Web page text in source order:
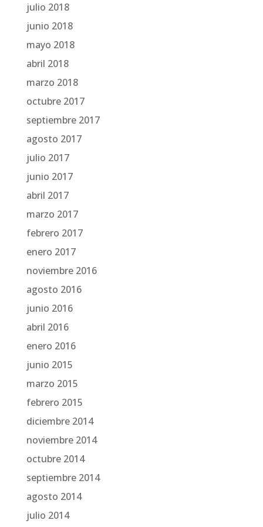
julio 2018
junio 2018
mayo 2018
abril 2018
marzo 2018
octubre 2017
septiembre 2017
agosto 2017
julio 2017
junio 2017
abril 2017
marzo 2017
febrero 2017
enero 2017
noviembre 2016
agosto 2016
junio 2016
abril 2016
enero 2016
junio 2015
marzo 2015
febrero 2015
diciembre 2014
noviembre 2014
octubre 2014
septiembre 2014
agosto 2014
julio 2014